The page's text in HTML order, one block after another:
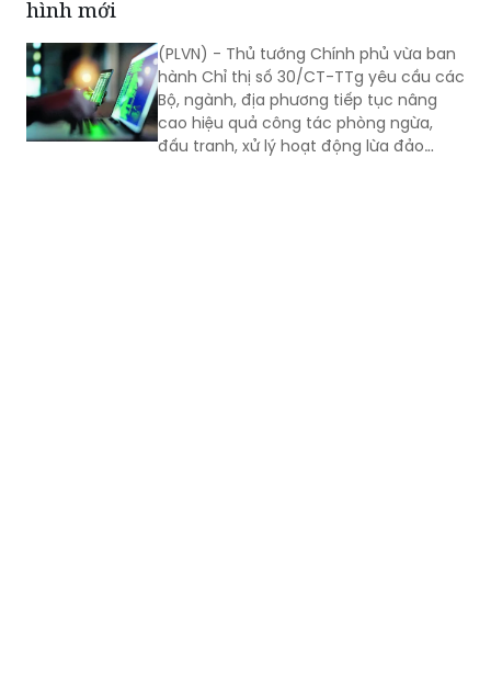
bộ, cơ quan trung ương và địa phương
trong tổ chức triển khai...
Chỉ thị về nâng cao phòng ngừa, đấu tranh
với lừa đảo chiếm đoạt tài sản trong tình
hình mới
(PLVN) - Thủ tướng Chính phủ vừa ban
hành Chỉ thị số 30/CT-TTg yêu cầu các